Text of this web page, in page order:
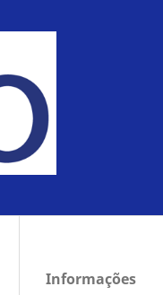
Informações